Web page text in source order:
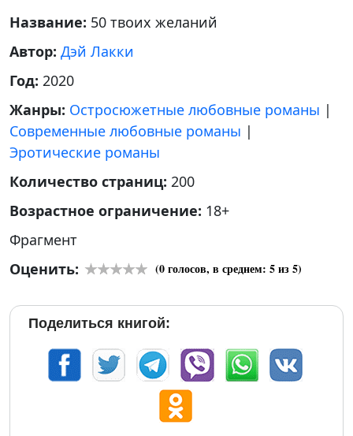
Название: 50 твоих желаний
Автор: Дэй Лакки
Год: 2020
Жанры: Остросюжетные любовные романы |
Современные любовные романы |
Эротические романы
Количество страниц: 200
Возрастное ограничение: 18+
Фрагмент
Оценить:
(0голосов, в среднем: 5из 5)
Поделиться книгой: